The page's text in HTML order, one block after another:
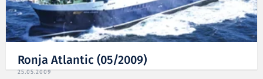
Ronja Atlantic (05/2009)
25.05.2009